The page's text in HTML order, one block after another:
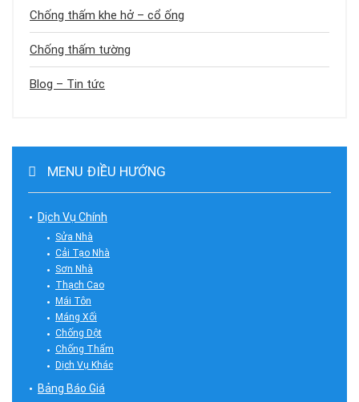
Chống thấm khe hở – cổ ống
Chống thấm tường
Blog – Tin tức
MENU ĐIỀU HƯỚNG
Dịch Vụ Chính
Sửa Nhà
Cải Tạo Nhà
Sơn Nhà
Thạch Cao
Mái Tôn
Máng Xối
Chống Dột
Chống Thấm
Dịch Vụ Khác
Bảng Báo Giá